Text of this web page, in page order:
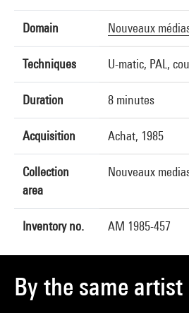
Domain Nouveaux
Techniques U-matic, PAL,
Duration 8 minutes
Acquisition Achat, 1985
Collection
area
Nouveaux
Inventory no. AM 1985-457
By the same artist